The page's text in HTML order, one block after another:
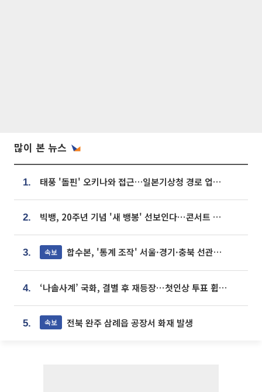
많이 본 뉴스
1. 태풍 '돌핀' 오키나와 접근…일본기상청 경로 업데이트
2. 빅뱅, 20주년 기념 '새 뱅봉' 선보인다⋯콘서트 앞두고 팝업 개최
3. 속보 합수본, '통계 조작' 서울·경기·충북 선관위 등 추가 압수수색
4. ‘나솔사계’ 국화, 결별 후 재등장⋯첫인상 투표 휩쓸고 ‘인기녀’ 등극
5. 속보 전북 완주 삼례읍 공장서 화재 발생